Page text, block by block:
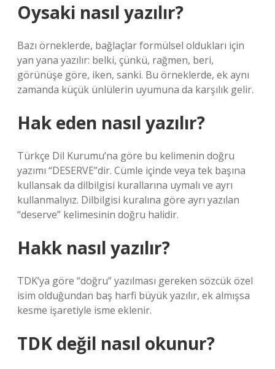
Oysaki nasıl yazılır?
Bazı örneklerde, bağlaçlar formülsel oldukları için
yan yana yazılır: belki, çünkü, rağmen, beri,
görünüşe göre, iken, sanki. Bu örneklerde, ek aynı
zamanda küçük ünlülerin uyumuna da karşılık gelir.
Hak eden nasıl yazılır?
Türkçe Dil Kurumu’na göre bu kelimenin doğru
yazımı “DESERVE”dir. Cümle içinde veya tek başına
kullansak da dilbilgisi kurallarına uymalı ve ayrı
kullanmalıyız. Dilbilgisi kuralına göre ayrı yazılan
“deserve” kelimesinin doğru halidir.
Hakk nasıl yazılır?
TDK’ya göre “doğru” yazılması gereken sözcük özel
isim olduğundan baş harfi büyük yazılır, ek almışsa
kesme işaretiyle isme eklenir.
TDK değil nasıl okunur?